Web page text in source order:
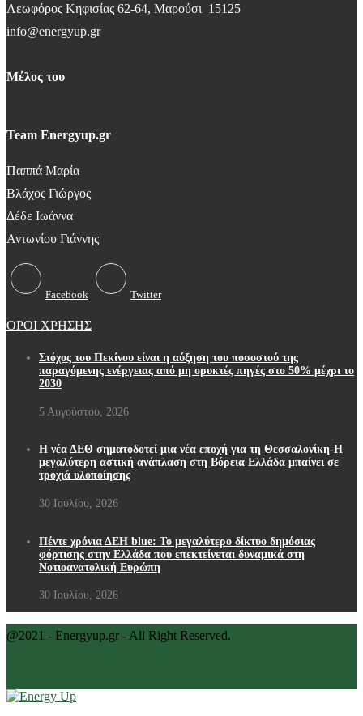
Λεωφόρος Κηφισίας 62-64, Μαρούσι 15125
info@energyup.gr
Μέλος του
Team Energyup.gr
Παππά Μαρία
Βλάχος Γιώργος
Δέδε Ιωάννα
Αντωνίου Γιάννης
Facebook Twitter
ΟΡΟΙ ΧΡΗΣΗΣ
Στόχος του Πεκίνου είναι η αύξηση του ποσοστού της
παραγόμενης ενέργειας από μη ορυκτές πηγές στο 50% μέχρι το
2030
5 Αυγούστου, 2026
Η νέα ΔΕΘ σηματοδοτεί μια νέα εποχή για τη Θεσσαλονίκη-Η
μεγαλύτερη αστική ανάπλαση στη Βόρεια Ελλάδα μπαίνει σε
τροχιά υλοποίησης
30 Ιουλίου, 2026
Πέντε χρόνια ΔΕΗ blue: Το μεγαλύτερο δίκτυο δημόσιας
φόρτισης στην Ελλάδα που επεκτείνεται δυναμικά στη
Νοτιοανατολική Ευρώπη
30 Ιουλίου, 2026
@2021 - Energyup.gr - All Right Reserved.